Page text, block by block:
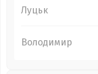
Луцьк
Володимир